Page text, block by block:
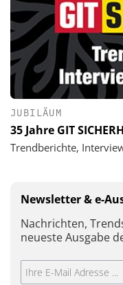
JUBILÄUM
35 Jahre GIT
Trendberichte,
Newsletter & e-
Nachrichten,
neueste Ausgabe